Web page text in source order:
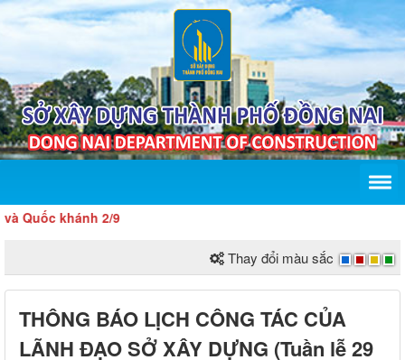
khánh 2/9
Thay đổi màu sắc
THÔNG BÁO LỊCH CÔNG TÁC CỦA
LÃNH ĐẠO SỞ XÂY DỰNG (Tuần lễ 29